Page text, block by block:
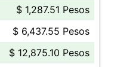
$ 1,287.51 Pesos
$ 6,437.55 Pesos
$ 12,875.10 Pesos